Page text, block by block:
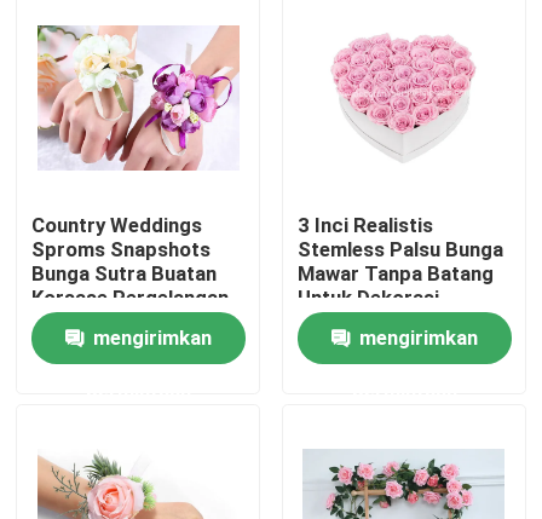
Tur Pabrik
Kontrol kualitas
Berita
Kasus
Rumput Buatan Hias
Country Weddings
Sproms Snapshots
Bunga Sutra Buatan
Korsase Pergelangan
Tangan
mengirimkan
3 Inci Realistis
Stemless Palsu Bunga
Mawar Tanpa Batang
Untuk Dekorasi
Pernikahan Valentine
mengirimkan